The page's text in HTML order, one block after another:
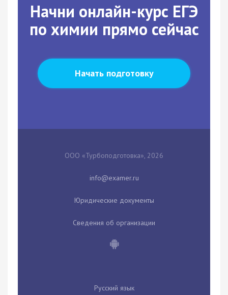
Начни онлайн-курс ЕГЭ
по химии прямо сейчас
Начать подготовку
ООО «Турбоподготовка», 2026
Юридические документы
Сведения об организации
Русский язык